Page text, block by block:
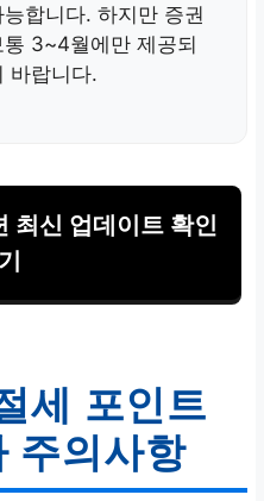
합니다. 하지만 증권
3~4월에만 제공되
바랍니다.
최신 업데이트 확인
세 포인트
주의사항